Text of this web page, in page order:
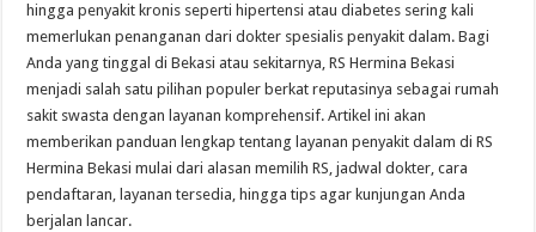
hingga penyakit kronis seperti hipertensi atau diabetes sering kali
memerlukan penanganan dari dokter spesialis penyakit dalam. Bagi
Anda yang tinggal di Bekasi atau sekitarnya, RS Hermina Bekasi
menjadi salah satu pilihan populer berkat reputasinya sebagai rumah
sakit swasta dengan layanan komprehensif. Artikel ini akan
memberikan panduan lengkap tentang layanan penyakit dalam di RS
Hermina Bekasi mulai dari alasan memilih RS, jadwal dokter, cara
pendaftaran, layanan tersedia, hingga tips agar kunjungan Anda
berjalan lancar.